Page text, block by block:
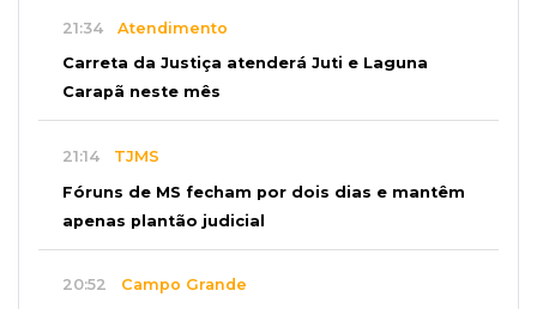
21:34 Atendimento
Carreta da Justiça atenderá Juti e Laguna
Carapã neste mês
21:14 TJMS
Fóruns de MS fecham por dois dias e mantêm
apenas plantão judicial
20:52 Campo Grande